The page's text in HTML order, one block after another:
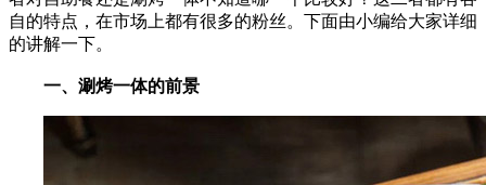
自的特点，在市场上都有很多的粉丝。下面由小编给大家详细
的讲解一下。
一、涮烤一体的前景